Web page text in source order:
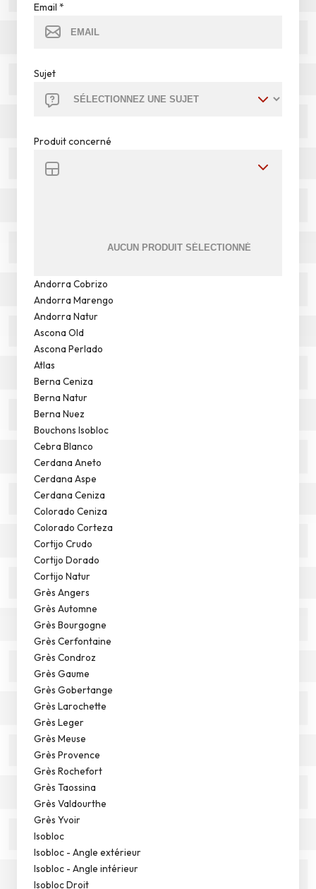
Email *
Sujet
Produit concerné
Andorra Cobrizo
Andorra Marengo
Andorra Natur
Ascona Old
Ascona Perlado
Atlas
Berna Ceniza
Berna Natur
Berna Nuez
Bouchons Isobloc
Cebra Blanco
Cerdana Aneto
Cerdana Aspe
Cerdana Ceniza
Colorado Ceniza
Colorado Corteza
Cortijo Crudo
Cortijo Dorado
Cortijo Natur
Grès Angers
Grès Automne
Grès Bourgogne
Grès Cerfontaine
Grès Condroz
Grès Gaume
Grès Gobertange
Grès Larochette
Grès Leger
Grès Meuse
Grès Provence
Grès Rochefort
Grès Taossina
Grès Valdourthe
Grès Yvoir
Isobloc
Isobloc - Angle extérieur
Isobloc - Angle intérieur
Isobloc Droit